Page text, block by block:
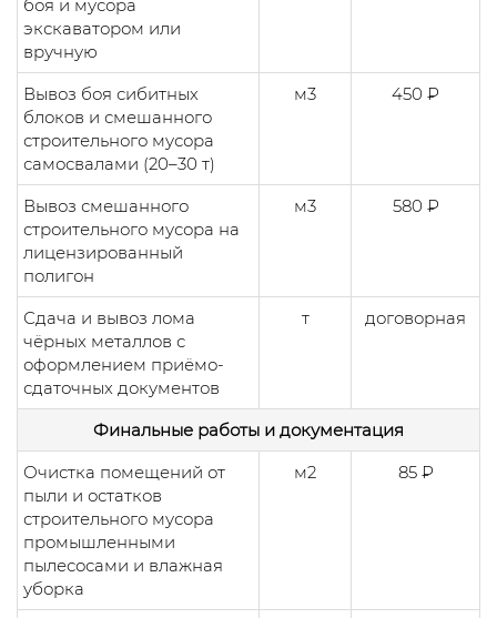
боя и мусора
экскаватором или
вручную
Вывоз боя сибитных
блоков и смешанного
строительного мусора
самосвалами (20–30 т)
м3 450 ₽
Вывоз смешанного
строительного мусора на
лицензированный
полигон
м3 580 ₽
Сдача и вывоз лома
чёрных металлов с
оформлением приёмо-
сдаточных документов
т договорная
Финальные работы и документация
Очистка помещений от
пыли и остатков
строительного мусора
промышленными
пылесосами и влажная
уборка
м2 85 ₽